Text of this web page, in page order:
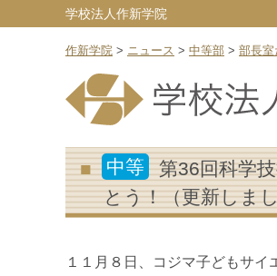
学校法人作新学院
作新学院 > ニュース > 中等部 > 部長室
中等
第36回科学
とう！（更新しま
１１月８日、コジマ子どもサ